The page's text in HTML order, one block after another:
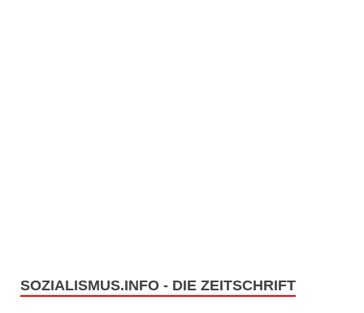
SOZIALISMUS.INFO - DIE ZEITSCHRIFT